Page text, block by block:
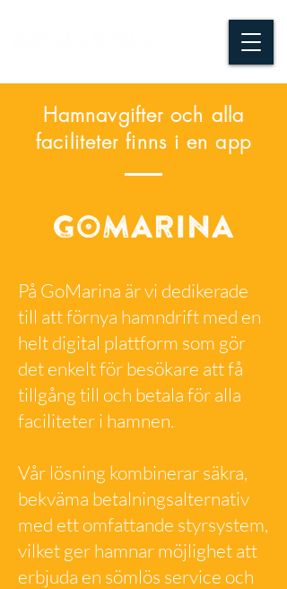
Hamnavgifter och alla
faciliteter finns i en app
På GoMarina är vi dedikerade
till att förnya hamndrift med en
helt digital plattform som gör
det enkelt för besökare att få
tillgång till och betala för alla
faciliteter i hamnen.
Vår lösning kombinerar säkra,
bekväma betalningsalternativ
med ett omfattande styrsystem,
vilket ger hamnar möjlighet att
erbjuda en sömlös service och